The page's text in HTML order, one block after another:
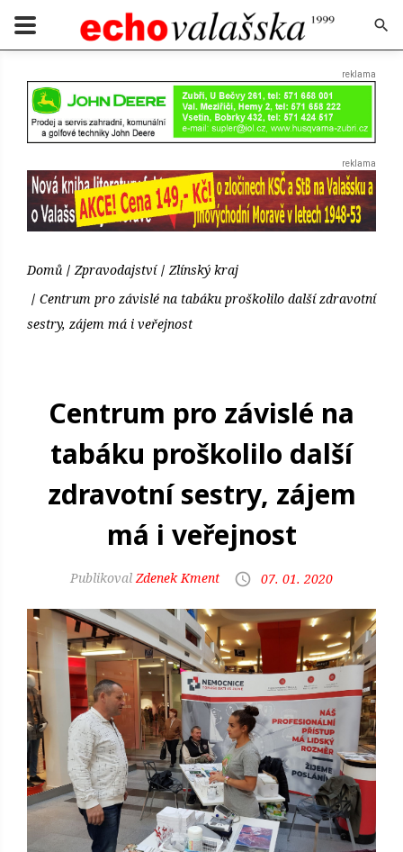
Domů Zpravodajství
Zlínský kraj
Centrum pro závislé na tabáku proškolilo další zdravotní
sestry, zájem má i veřejnost
Centrum pro závislé na
tabáku proškolilo další
zdravotní sestry, zájem
má i veřejnost
Zdenek Kment 07. 01. 2020